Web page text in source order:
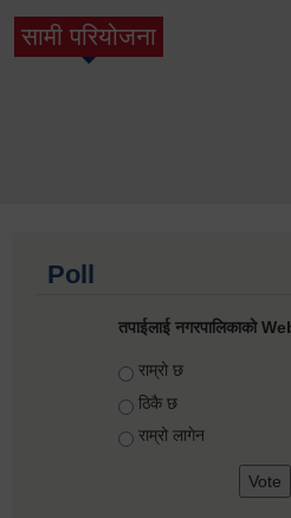
सामी परियोजना
(active tab)
Poll
तपाईलाई नगरपालिकाको
Choices
राम्रो छ
ठिकै छ
राम्रो लागेन